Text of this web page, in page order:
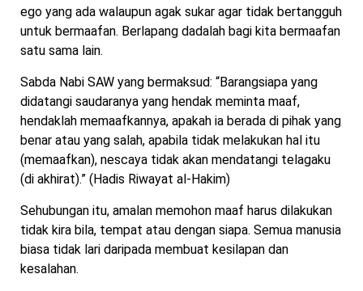
ego yang ada walaupun agak sukar agar tidak bertangguh
untuk bermaafan. Berlapang dadalah bagi kita bermaafan
satu sama lain.
Sabda Nabi SAW yang bermaksud: “Barangsiapa yang
didatangi saudaranya yang hendak meminta maaf,
hendaklah memaafkannya, apakah ia berada di pihak yang
benar atau yang salah, apabila tidak melakukan hal itu
(memaafkan), nescaya tidak akan mendatangi telagaku
(di akhirat).” (Hadis Riwayat al-Hakim)
Sehubungan itu, amalan memohon maaf harus dilakukan
tidak kira bila, tempat atau dengan siapa. Semua manusia
biasa tidak lari daripada membuat kesilapan dan
kesalahan.